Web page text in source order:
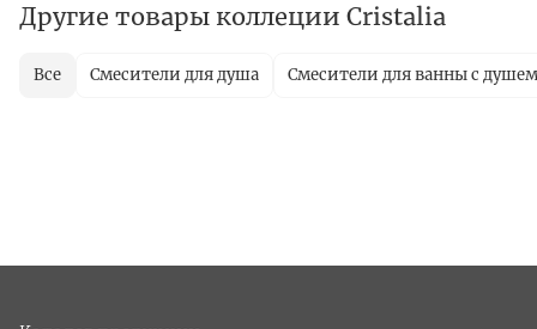
Другие товары коллеции Cristalia
Все Смесители для душа Смесители для ванны с душем